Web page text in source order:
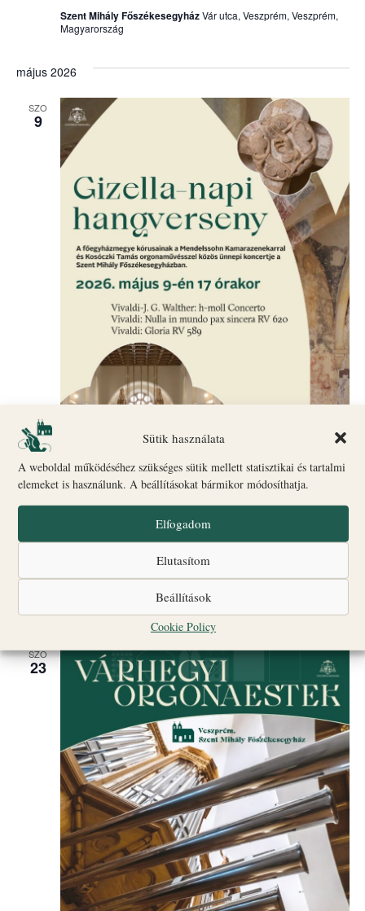
Sütik használata
A weboldal működéséhez szükséges sütik mellett statisztikai és tartalmi
elemeket is használunk. A beállításokat bármikor módosíthatja.
Elfogadom
Elutasítom
Beállítások
Cookie Policy
Szent Mihály FőszékesegyházVár utca, Veszprém, Veszprém,
Magyarország
május 2026
SZO
9
Gizella-napi hangverseny a Szent Mihály
19:00
Szent Mihály FőszékesegyházVár utca, Veszprém, Veszprém,
Magyarország
SZO
23